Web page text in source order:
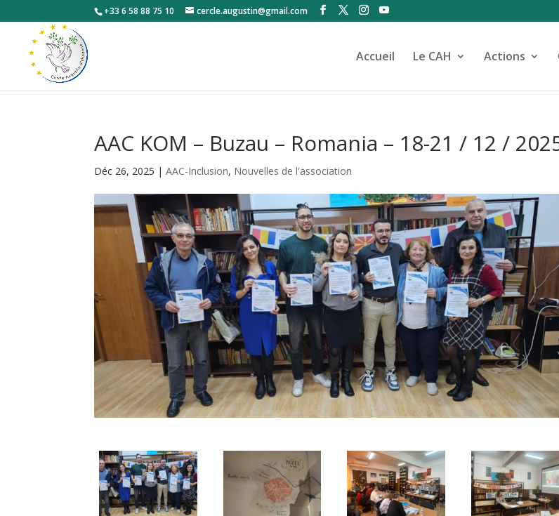
+33 6 58 88 75 10 cercle.augustin@gmail.com
Accueil Le CAH Actions
AAC KOM – Buzau – Romania – 18-21 / 12 /
Déc 26, 2025 |AAC-Inclusion, Nouvelles de l'association